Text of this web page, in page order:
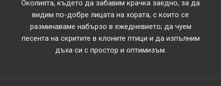
Околията, където да забавим крачка заедно, за да
видим по-добре лицата на хората, с които се
разминаваме набързо в ежедневието; да чуем
песента на скритите в клоните птици и да изпълним
дъха си с простор и оптимизъм.